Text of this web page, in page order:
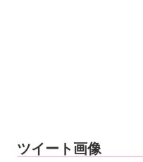
ツイート画像